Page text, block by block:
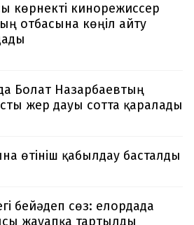
көрнекті кинорежиссер
отбасына көңіл айту
Болат Назарбаевтың
жер дауы сотта қаралады
өтініш қабылдау басталды
бейәдеп сөз: елордада
жауапқа тартылды